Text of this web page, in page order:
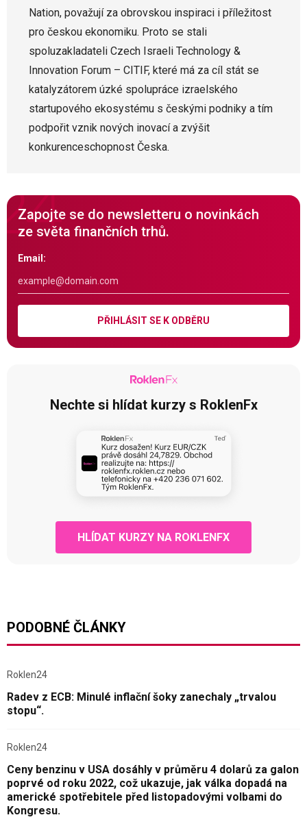
Nation, považují za obrovskou inspiraci i příležitost
pro českou ekonomiku. Proto se stali
spoluzakladateli Czech Israeli Technology &
Innovation Forum –⁠⁠⁠⁠⁠ CITIF, které má za cíl stát se
katalyzátorem úzké spolupráce izraelského
startupového ekosystému s českými podniky a tím
podpořit vznik nových inovací a zvýšit
konkurenceschopnost Česka.
Zapojte se do newsletteru o novinkách
ze světa finančních trhů.
Email:
PŘIHLÁSIT SE K ODBĚRU
Nechte si hlídat kurzy s RoklenFx
HLÍDAT KURZY NA ROKLENFX
PODOBNÉ ČLÁNKY
Roklen24
Radev z ECB: Minulé inflační šoky zanechaly „trvalou
stopu“.
Roklen24
Ceny benzinu v USA dosáhly v průměru 4 dolarů za galon
poprvé od roku 2022, což ukazuje, jak válka dopadá na
americké spotřebitele před listopadovými volbami do
Kongresu.